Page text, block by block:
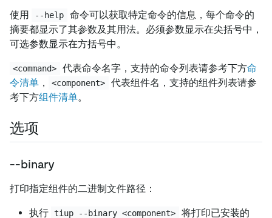
使用 --help
命令可以获取特定命令的信息，每个命令的
摘要都显示了其参数及其用法。必须参数显示在尖括号中，
可选参数显示在方括号中。
<command> 代表命令名字，支持的命令列表请参考下方命
令清单 ， <component>
代表组件名，支持的组件列表请参
考下方组件清单。
选项
--binary
打印指定组件的二进制文件路径：
执行 tiup --binary <component> 将打印已安装的